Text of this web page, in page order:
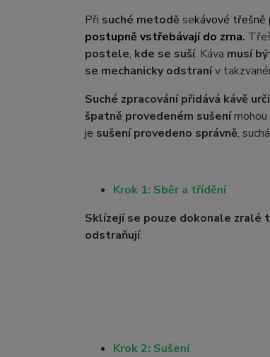
Při suché metodě sekávové třešně
postupně vstřebávají do zrna.
postele, kde se suší. Káva musí
se mechanicky odstranív
Suché zpracování přidává kávě
špatně provedeném sušení
je sušení provedeno správně,
Krok 1: Sběr a třídění
Sklízejí se pouze dokonale zralé
odstraňují.
Krok 2: Sušení